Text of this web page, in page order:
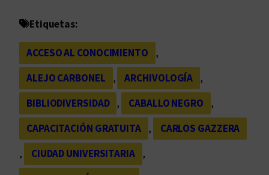
Etiquetas:
ACCESO AL CONOCIMIENTO
,
ALEJO CARBONEL
, ARCHIVOLOGÍA
,
BIBLIODIVERSIDAD
, CABALLO NEGRO
,
CAPACITACIÓN GRATUITA
,
CARLOS GAZZERA
,
CIUDAD UNIVERSITARIA
,